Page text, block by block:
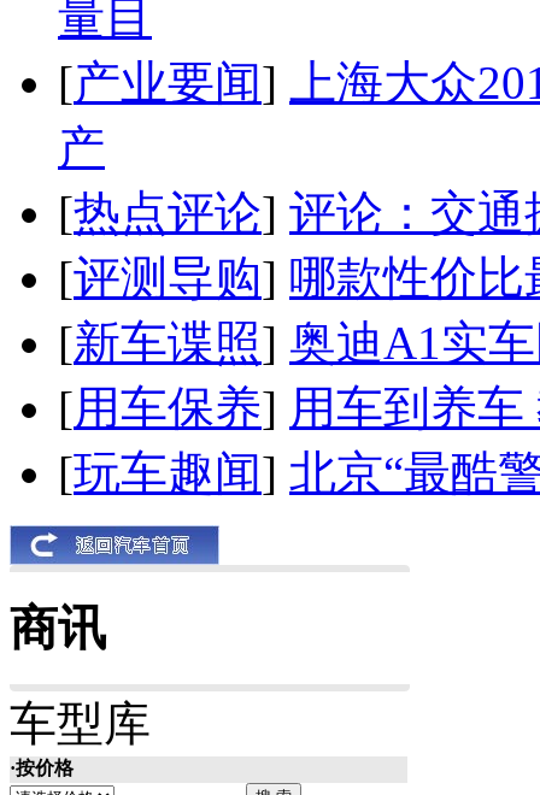
量目
[产业要闻]
上海大众
产
[热点评论] 评论：交通
[评测导购] 哪款性价比
[新车谍照] 奥迪A1实
[用车保养] 用车到养
[玩车趣闻] 北京“最酷
商讯
车型库
·按价格